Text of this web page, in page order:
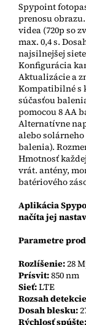
Spypoint
prenosu
videa (720p so
max. 0,4 s.
najsilnejšej
Konfigurácia
Aktualizácie a
Kompatibilné s
súčasťou
pomocou 8 AA
Alternatívne
alebo
balenia).
Hmotnosť
vrát. antény,
batériového
Aplikácia
načíta jej
Parametre
Rozlíšenie:28
Prísvit:850 nm
Sieť:LTE
Rozsah
Dosah blesku:
Rýchlosť spúšte: